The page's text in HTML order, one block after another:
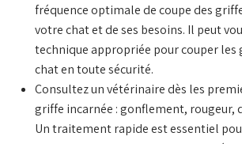
fréquence optimale de coupe des
votre chat et de ses besoins. Il peut
technique appropriée pour couper les
chat en toute sécurité.
Consultez un vétérinaire dès les
griffe incarnée : gonflement, rougeur,
Un traitement rapide est essentiel